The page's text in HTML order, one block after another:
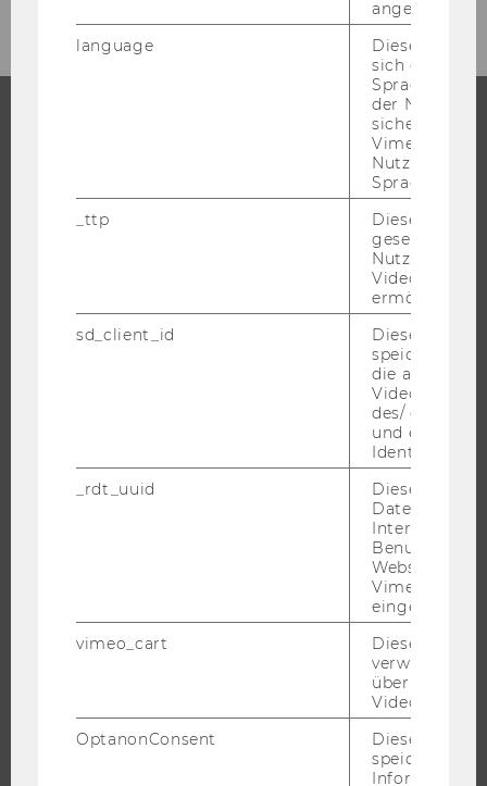
KATEGORIE
BACHELOR
EXECUTIVE EDUCATION
INTERNATIONALE UND INCOMING EXCHANGE STUDIERENDE
ANGEBOTE FÜR SCHULEN UND STUDIENINTERESSIERTE
FORSCHENDE
FORSCHUNGSINFRASTRUKTUR
angemeldet
language
Dieses
sich die
der
Vimeo in der
Nutzer
Sprache
_ttp
Dieser
gesetzt, um
Nutzung des
Videoplayers
ermöglichen
sd_client_id
Dieses Cookie
speichert
die aktuellen
des/ der
und einen
_rdt_uuid
Dieses
Daten über
Interaktionen
Websites, auf
Vimeo-Video
eingebettet
vimeo_cart
Dieses
verwendet,
überprüfen,
Video
OptanonConsent
Dieses Cookie
speichert